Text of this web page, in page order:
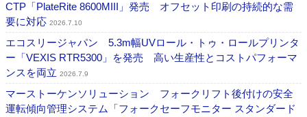
CTP「PlateRite 8600MIII」発売 オフセット印刷の持続的な需
要に対応 2026.7.10
エコスリージャパン 5.3m幅UVロール・トゥ・ロールプリンタ
ー「VEXIS RTR5300」を発売 高い生産性とコストパフォーマ
ンスを両立 2026.7.9
マーストーケンソリューション フォークリフト後付けの安全
運転傾向管理システム「フォークセーフモニター スタンダード